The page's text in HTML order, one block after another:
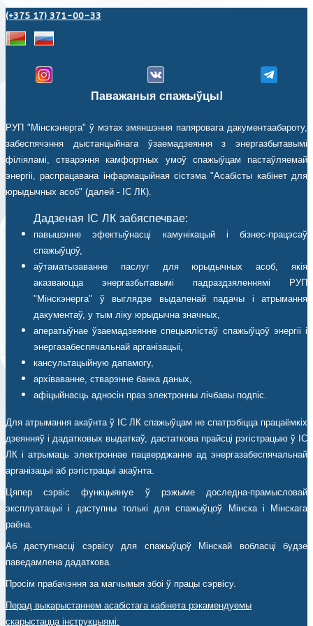
(+375 17) 371-00-33
Паважаныя спажыўцы!
РУП "Мінскэнерга" ў мэтах змяншэння папяровага дакументаабароту,
забеспячэння дыстанцыйнага ўзаемадзеяння з энергазбытавымі
філіяламі, стварэння камфортных умоў спажыўцам пастаўляемай
энергіі, распрацавана інфармацыйная сістэма "Асабісты кабінет для
юрыдычных асоб" (далей - ІС ЛК).
Дадзеная ІС ЛК забяспечвае:
павышэнне эфектыўнасці камунікацый і бізнес-працэсаў
спажыўцоў,
аўтаматызаванне паслуг для юрыдычных асоб, якія
аказваюцца энергазбытавымі падраздзяленнямі РУП
"Мінскэнерга" ў выглядзе выдаленай падачы і атрымання
дакументаў, у тым ліку юрыдычна значных,
аператыўнае ўзаемадзеянне спецыялістаў спажыўцоў энергіі і
энергазабеспячальнай арганізацыі,
кансультацыйную дапамогу,
архіваванне, стварэнне банка даных,
афіцыйнасць адносін праз электронны лічбавы подпіс.
Для атрымання акаўнта ў ІС ЛК спажыўцам не спатрэбіцца працаёмкіх
дзеянняў і дадатковых выдаткаў, дастаткова прайсці рэгістрацыю ў ІС
ЛК і атрымаць электроннае пацверджанне ад энергазабеспячальнай
арганізацыі аб рэгістрацыі акаўнта.
Цяпер сэрвіс функцыянуе ў рэжыме доследна-прамысловай
эксплуатацыі і даступны толькі для спажыўцоў Мінска і Мінскага
раёна.
Аб даступнасці сэрвісу для спажыўцоў Мінскай вобласці будзе
паведамлена дадаткова.
Просім прабачэння за магчымыя збоі ў працы сэрвісу.
Перад выкарыстаннем асабістага кабінета рэкамендуемы
скарыстацца інструкцыямі: